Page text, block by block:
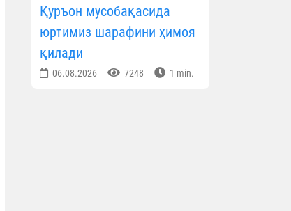
Қуръон мусобақасида
юртимиз шарафини ҳимоя
қилади
06.08.2026 7248 1 min.